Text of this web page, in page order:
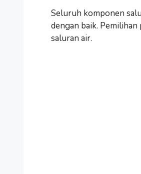
Seluruh komponen
dengan baik.
saluran air.